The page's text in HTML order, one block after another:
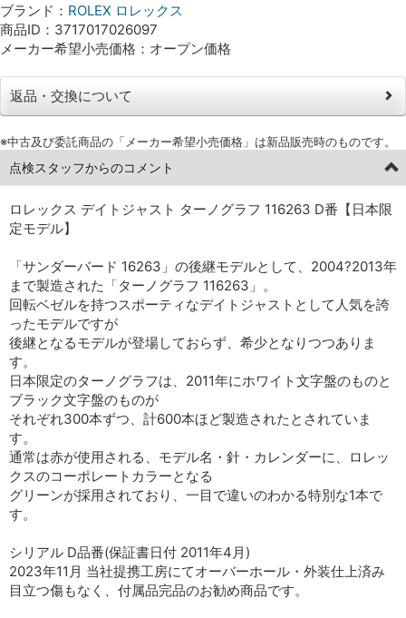
ブランド： ROLEX ロレックス
商品ID：3717017026097
メーカー希望小売価格：オープン価格
返品・交換について
※中古及び委託商品の「メーカー希望小売価格」は新品販売時のものです。
点検スタッフからのコメント
ロレックス デイトジャスト ターノグラフ 116263 D番【日本限
定モデル】
「サンダーバード 16263」の後継モデルとして、2004?2013年
まで製造された「ターノグラフ 116263」。
回転ベゼルを持つスポーティなデイトジャストとして人気を誇
ったモデルですが
後継となるモデルが登場しておらず、希少となりつつありま
す。
日本限定のターノグラフは、2011年にホワイト文字盤のものと
ブラック文字盤のものが
それぞれ300本ずつ、計600本ほど製造されたとされていま
す。
通常は赤が使用される、モデル名・針・カレンダーに、ロレッ
クスのコーポレートカラーとなる
グリーンが採用されており、一目で違いのわかる特別な1本で
す。
シリアル D品番(保証書日付 2011年4月)
2023年11月 当社提携工房にてオーバーホール・外装仕上済み
目立つ傷もなく、付属品完品のお勧め商品です。